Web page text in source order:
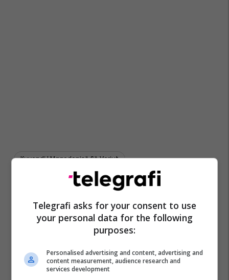
Kuvendi I Maqedonisë Së Veriut
Deputetët E Kuvendit Të Maqedonisë
Hristijan Mickoski
Telegrafi asks for your consent to use
your personal data for the following
purposes:
Personalised advertising and content, advertising and
content measurement, audience research and
services development